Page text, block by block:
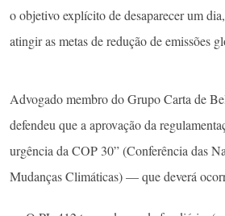
o objetivo explícito de desaparecer um
atingir as metas de redução de emissões
Advogado membro do Grupo Carta de
defendeu que a aprovação da
urgência da COP 30” (Conferência das
Mudanças Climáticas) — que deverá